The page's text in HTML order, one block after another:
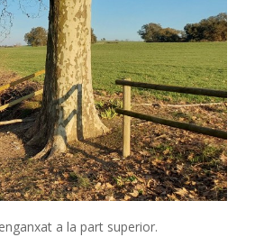
a la part superior.